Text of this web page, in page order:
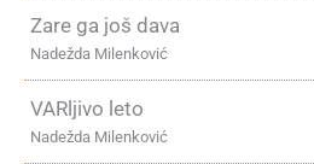
Zare ga još dava
Nadežda Milenković
VARljivo leto
Nadežda Milenković